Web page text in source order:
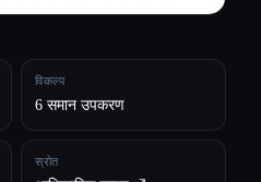
विकल्प
6 समान उपकरण
स्रोत